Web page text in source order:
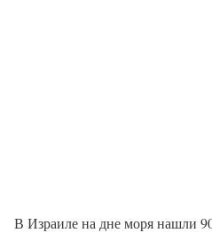
В Израиле на дне моря нашли